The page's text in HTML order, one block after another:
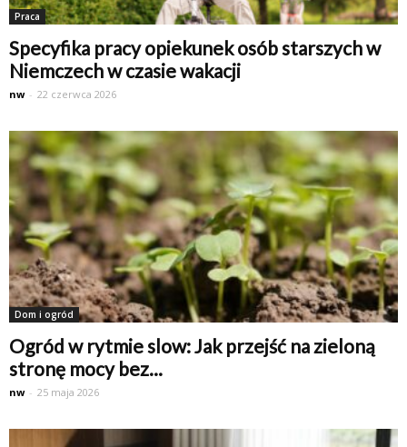
Praca
Specyfika pracy opiekunek osób starszych w
Niemczech w czasie wakacji
nw - 22 czerwca 2026
Dom i ogród
Ogród w rytmie slow: Jak przejść na zieloną
stronę mocy bez...
nw - 25 maja 2026